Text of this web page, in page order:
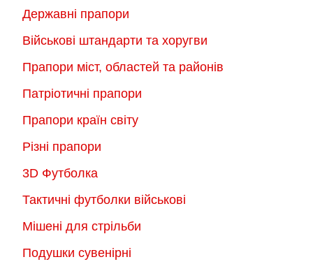
Державні прапори
Військові штандарти та хоругви
Прапори міст, областей та районів
Патріотичні прапори
Прапори країн світу
Різні прапори
3D Футболка
Тактичні футболки військові
Мішені для стрільби
Подушки сувенірні